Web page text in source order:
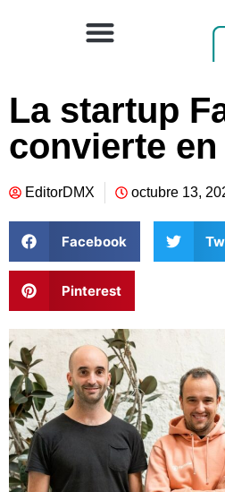
La startup
convierte
EditorDMX octubre 13,
Facebook
Pinterest